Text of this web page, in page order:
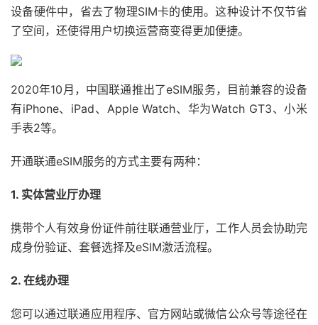
设备硬件中，省去了物理SIM卡的使用。这种设计不仅节省
了空间，还使得用户切换运营商变得更加便捷。
2020年10月，中国联通推出了eSIM服务，目前兼容的设备
有iPhone、iPad、Apple Watch、华为Watch GT3、小米
手表2等。
开通联通eSIM服务的方式主要有两种：
1. 实体营业厅办理
携带个人有效身份证件前往联通营业厅，工作人员会协助完
成身份验证、套餐选择及eSIM激活流程。
2. 在线办理
您可以通过联通应用程序、官方网站或微信公众号等途径在